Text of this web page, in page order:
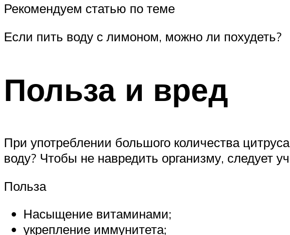
Рекомендуем статью по теме
Если пить воду с лимоном, можно ли похудеть?
Польза и вред
При употреблении большого количества
воду? Чтобы не навредить организму, следует
Польза
Насыщение витаминами;
укрепление иммунитета;